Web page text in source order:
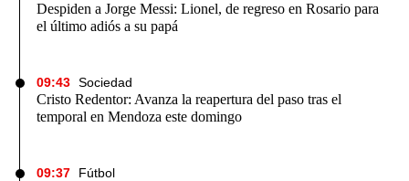
Despiden a Jorge Messi: Lionel, de regreso en Rosario para
el último adiós a su papá
09:43 Sociedad
Cristo Redentor: Avanza la reapertura del paso tras el
temporal en Mendoza este domingo
09:37 Fútbol